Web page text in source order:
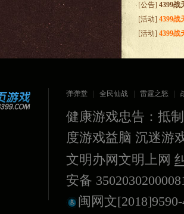
[公告]4399战
[活动]4399战
[活动]4399战
弹弹堂 全民仙战 雷霆之怒
健康游戏忠告：抵
度游戏益脑 沉迷游
文明办网文明上网
安备
闽网文